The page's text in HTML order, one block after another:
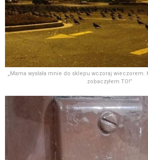
„Mama wysłała mnie do sklepu wczoraj wieczorem.
zobaczyłem TO!”